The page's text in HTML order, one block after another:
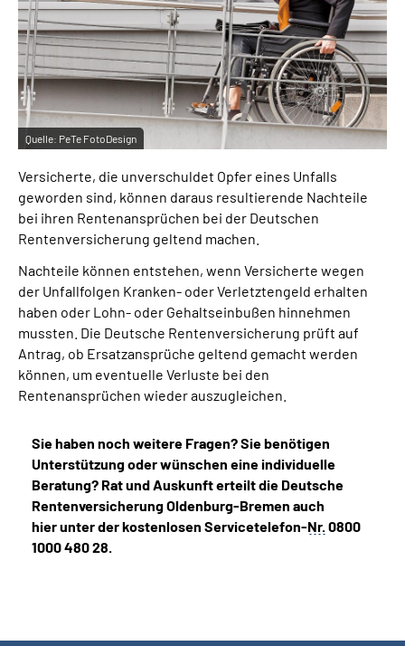
Mein Kundenportal
Quelle: PeTe FotoDesign
Versicherte, die unverschuldet Opfer eines Unfalls
geworden sind, können daraus resultierende Nachteile
bei ihren Rentenansprüchen bei der Deutschen
Rentenversicherung geltend machen.
Nachteile können entstehen, wenn Versicherte wegen
der Unfallfolgen Kranken- oder Verletztengeld erhalten
haben oder Lohn- oder Gehaltseinbußen hinnehmen
mussten. Die Deutsche Rentenversicherung prüft auf
Antrag, ob Ersatzansprüche geltend gemacht werden
können, um eventuelle Verluste bei den
Rentenansprüchen wieder auszugleichen.
Sie haben noch weitere Fragen? Sie benötigen
Unterstützung oder wünschen eine individuelle
Beratung? Rat und Auskunft erteilt die Deutsche
Rentenversicherung Oldenburg-Bremen auch
hier unter der kostenlosen Servicetelefon-Nr.0800
1000 480 28.